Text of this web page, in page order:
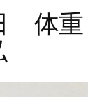
体重